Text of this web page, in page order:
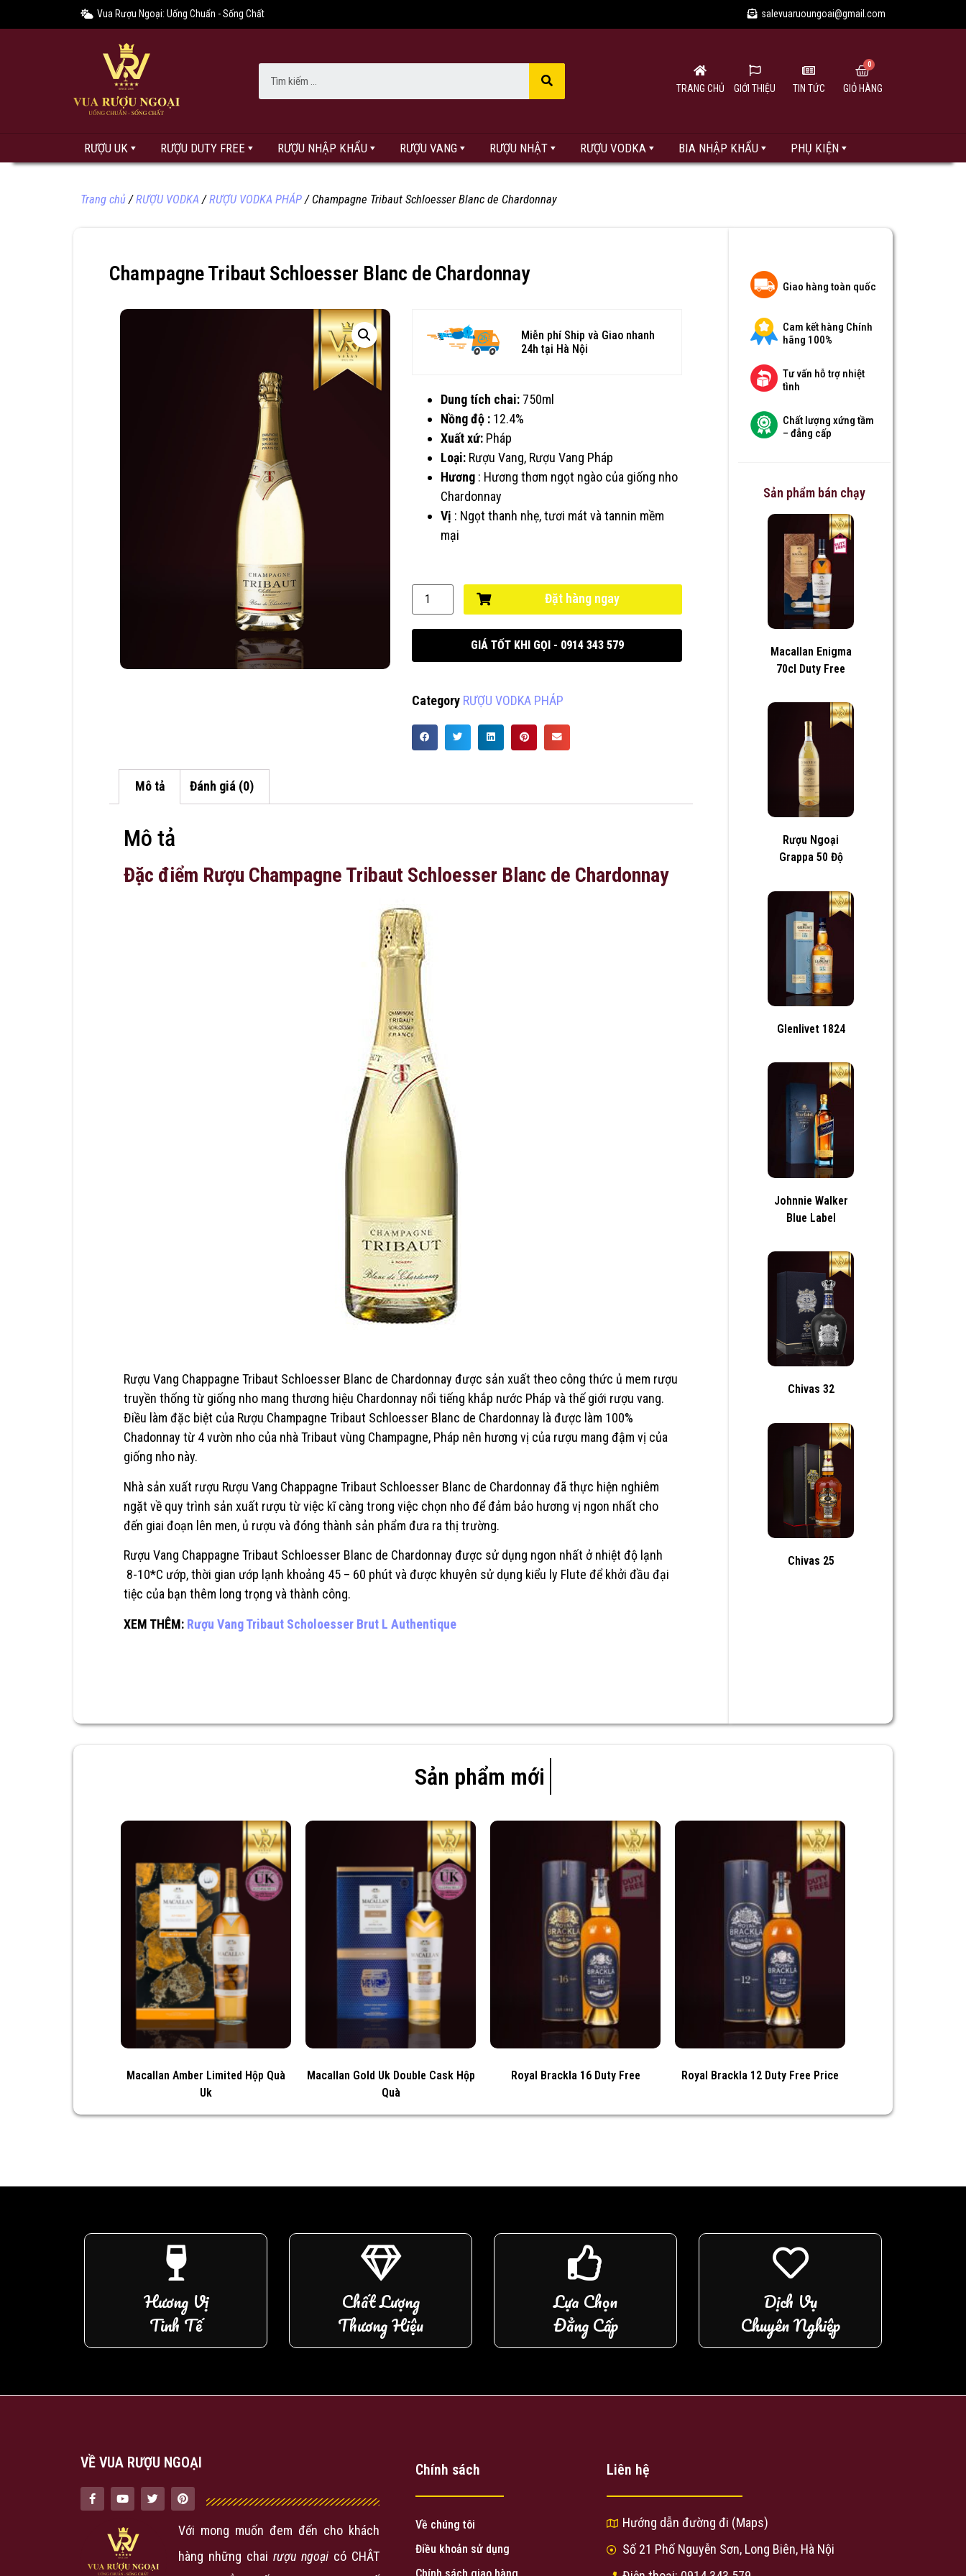
Vua Rượu Ngoại: Uống Chuẩn - Sống Chất salevuaruoungoai@gmail.com
TRANG CHỦ GIỚI THIỆU TIN TỨC GIỎ HÀNG
RƯỢU UK RƯỢU DUTY FREE RƯỢU NHẬP KHẨU RƯỢU VANG RƯỢU NHẬT RƯỢU VODKA BIA NHẬP KHẨU PHỤ KIỆN
Trang chủ/RƯỢU VODKA /RƯỢU VODKA PHÁP/ Champagne Tribaut Schloesser Blanc de Chardonnay
Champagne Tribaut Schloesser Blanc de Chardonnay
Miễn phí Ship và Giao nhanh
24h tại Hà Nội
Dung tích chai: 750ml
Nồng độ : 12.4%
Xuất xứ: Pháp
Loại: Rượu Vang, Rượu Vang Pháp
Hương : Hương thơm ngọt ngào của giống nho
Chardonnay
Vị : Ngọt thanh nhẹ, tươi mát và tannin mềm
mại
Đặt hàng ngay
GIÁ TỐT KHI GỌI - 0914 343 579
Category RƯỢU VODKA PHÁP
Mô tả Đánh giá (0)
Mô tả
Đặc điểm Rượu Champagne Tribaut Schloesser Blanc de Chardonnay
Rượu Vang Chappagne Tribaut Schloesser Blanc de Chardonnay được sản xuất theo công thức ủ mem rượu
truyền thống từ giống nho mang thương hiệu Chardonnay nổi tiếng khắp nước Pháp và thế giới rượu vang.
Điều làm đặc biệt của Rượu Champagne Tribaut Schloesser Blanc de Chardonnay là được làm 100%
Chadonnay từ 4 vườn nho của nhà Tribaut vùng Champagne, Pháp nên hương vị của rượu mang đậm vị của
giống nho này.
Nhà sản xuất rượu Rượu Vang Chappagne Tribaut Schloesser Blanc de Chardonnay đã thực hiện nghiêm
ngặt về quy trình sản xuất rượu từ việc kĩ càng trong việc chọn nho để đảm bảo hương vị ngon nhất cho
đến giai đoạn lên men, ủ rượu và đóng thành sản phẩm đưa ra thị trường.
Rượu Vang Chappagne Tribaut Schloesser Blanc de Chardonnay được sử dụng ngon nhất ở nhiệt độ lạnh
8-10*C ướp, thời gian ướp lạnh khoảng 45 – 60 phút và được khuyên sử dụng kiểu ly Flute để khởi đầu đại
tiệc của bạn thêm long trọng và thành công.
XEM THÊM: Rượu Vang Tribaut Scholoesser Brut L Authentique
Giao hàng toàn quốc
Cam kết hàng Chính
hãng 100%
Tư vấn hỗ trợ nhiệt
tình
Chất lượng xứng tầm
– đẳng cấp
Sản phẩm bán chạy
Macallan Enigma
70cl Duty Free
Rượu Ngoại
Grappa 50 Độ
Glenlivet 1824
Johnnie Walker
Blue Label
Chivas 32
Chivas 25
Sản phẩm mới
Macallan Amber Limited Hộp Quà
Uk
Macallan Gold Uk Double Cask Hộp
Quà
Royal Brackla 16 Duty Free Royal Brackla 12 Duty Free Price
Hương Vị
Tinh Tế
Chất Lượng
Thương Hiệu
Lựa Chọn
Đẳng Cấp
Dịch Vụ
Chuyên Nghiệp
VỀ VUA RƯỢU NGOẠI
Với mong muốn đem đến cho khách
hàng những chai rượu ngoại có CHÂT
Chính sách
Về chúng tôi
Điều khoản sử dụng
Chính sách giao hàng
Liên hệ
Hướng dẫn đường đi (Maps)
Số 21 Phố Nguyễn Sơn, Long Biên, Hà Nội